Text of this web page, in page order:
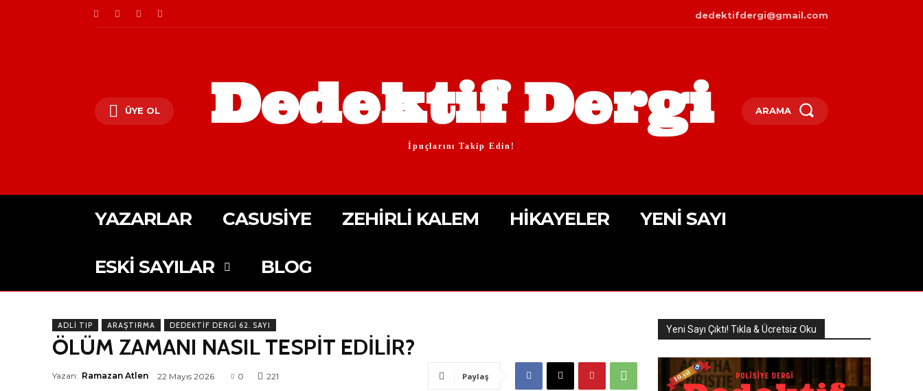
dedektifdergi@gmail.com
ÜYE OL Dedektif Dergi
İpuçlarını Takip Edin!
ARAMA
YAZARLAR CASUSIYE ZEHIRLI KALEM HIKAYELER YENI SAYI
ESKI SAYILAR BLOG
ADLI TIP ARAŞTIRMA DEDEKTIF DERGI 62. SAYI
ÖLÜM ZAMANI NASIL TESPİT EDİLİR?
Yazan: Ramazan Atlen 22 Mayıs 2026 0 221 Paylaş
Yeni Sayı Çıktı! Tıkla & Ücretsiz Oku